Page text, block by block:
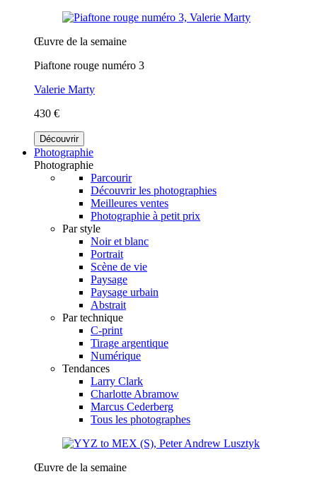
Œuvre de la semaine
Piaftone rouge numéro 3
Valerie Marty
430 €
Découvrir
Photographie
Photographie
Parcourir
Découvrir les photographies
Meilleures ventes
Photographie à petit prix
Par style
Noir et blanc
Portrait
Scène de vie
Paysage
Paysage urbain
Abstrait
Par technique
C-print
Tirage argentique
Numérique
Tendances
Larry Clark
Charlotte Abramow
Marcus Cederberg
Tous les photographes
Œuvre de la semaine